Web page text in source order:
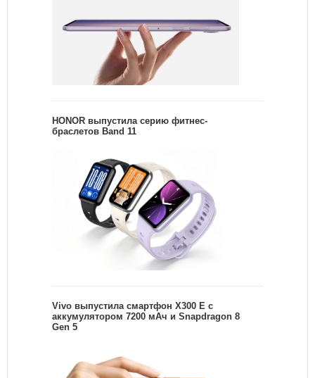
HONOR выпустила серию фитнес-
браслетов Band 11
Vivo выпустила смартфон X300 E с
аккумулятором 7200 мАч и Snapdragon 8
Gen 5